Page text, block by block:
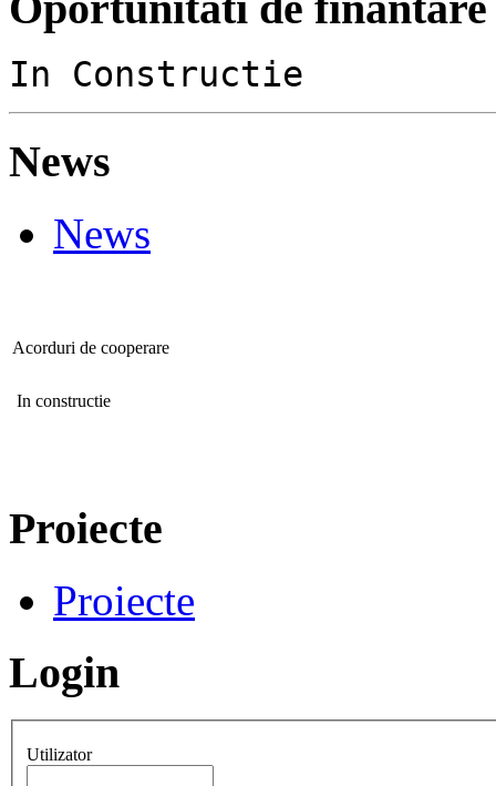
In Constructie
News
News
Acorduri de cooperare
In constructie
Proiecte
Proiecte
Login
Utilizator